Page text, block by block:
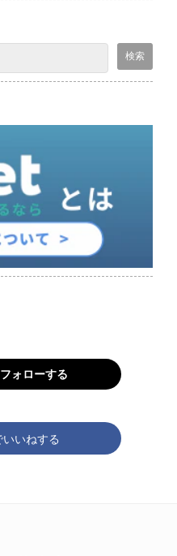
ォローする
いいねする